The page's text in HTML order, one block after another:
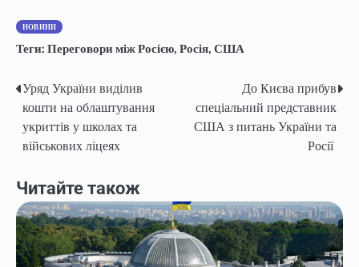
НОВИНИ
Теги: Переговори між Росією, Росія, США
Навігація
записів
Уряд України виділив
кошти на облаштування
укриттів у школах та
військових ліцеях
До Києва прибув
спеціальний представник
США з питань України та
Росії
Читайте також